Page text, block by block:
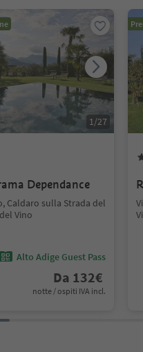
1/27
Dependance
Caldaro sulla Strada del
Vino
Alto Adige Guest Pass
Da 132€
notte / ospiti IVA incl.